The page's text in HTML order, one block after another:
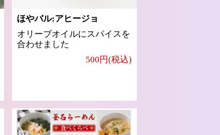
ほやバル:アヒージョ
オリーブオイルにスパイスを
合わせました
500円(税込)